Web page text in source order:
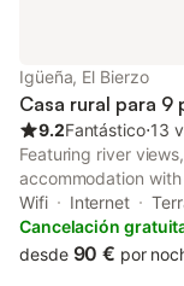
Igüeña, El Bierzo
Casa rural para 9
9.2Fantástico⋅13
Featuring river
accommodation
from Ponferrada
Wifi Internet
Cancelación
desde 90 € por